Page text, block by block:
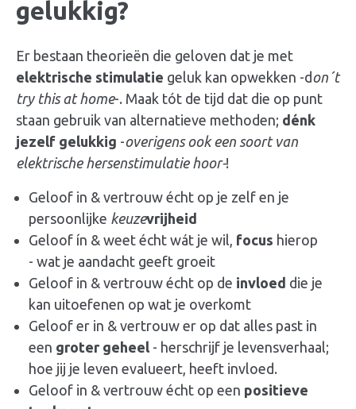
gelukkig?
Er bestaan theorieën die geloven dat je met
elektrische stimulatie geluk kan opwekken -don´t
try this at home-. Maak tót de tijd dat die op punt
staan gebruik van alternatieve methoden; dénk
jezelf gelukkig -overigens ook een soort van
elektrische hersenstimulatie hoor-!
Geloof in & vertrouw écht op je zelf en je
persoonlijke keuzevrijheid
Geloof ín & weet écht wát je wil, focus hierop
- wat je aandacht geeft groeit
Geloof in & vertrouw écht op de invloed die je
kan uitoefenen op wat je overkomt
Geloof er in & vertrouw er op dat alles past in
een groter geheel - herschrijf je levensverhaal;
hoe jij je leven evalueert, heeft invloed.
Geloof in & vertrouw écht op een positieve